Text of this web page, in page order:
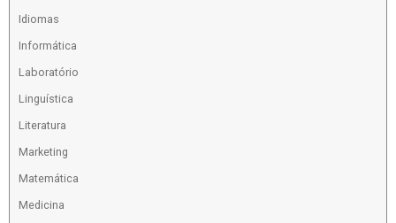
Idiomas
Informática
Laboratório
Linguística
Literatura
Marketing
Matemática
Medicina